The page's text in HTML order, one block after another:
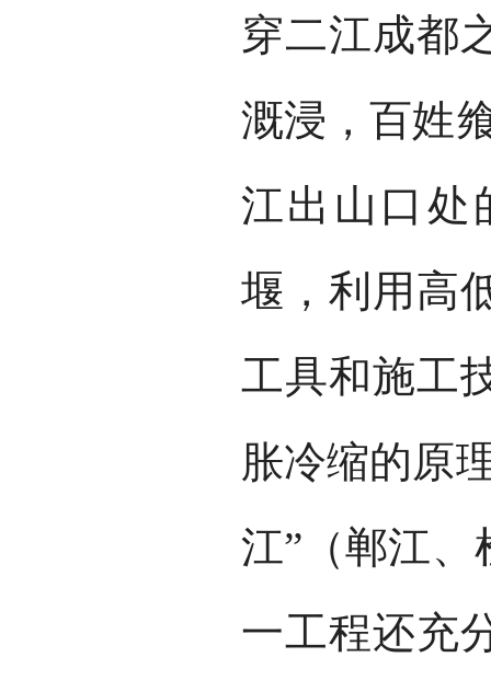
穿二江成都
溉浸，百姓
江出山口处
堰，利用高
工具和施工
胀冷缩的原
江”（郸江
一工程还充